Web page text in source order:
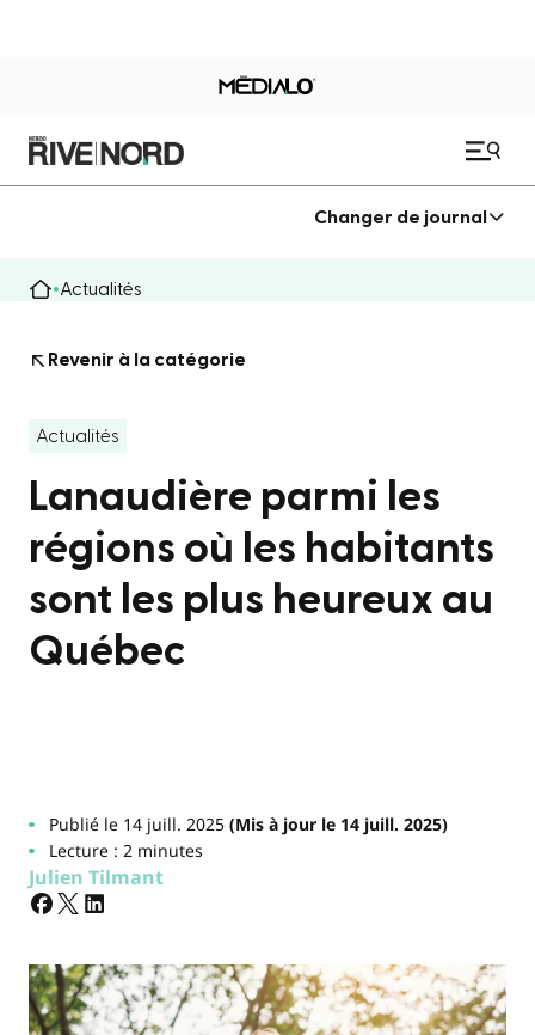
Changer de journal
Actualités
Revenir à la catégorie
Actualités
Lanaudière parmi les
régions où les habitants
sont les plus heureux au
Québec
Publié le 14 juill. 2025(Mis à jour le 14 juill. 2025)
Lecture : 2 minutes
Julien Tilmant